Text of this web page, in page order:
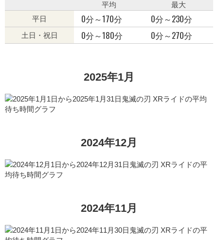
平均
最大
平日
0分～170分 0分～230分
土日・祝日 0分～180分 0分～270分
2025年1月
2024年12月
2024年11月